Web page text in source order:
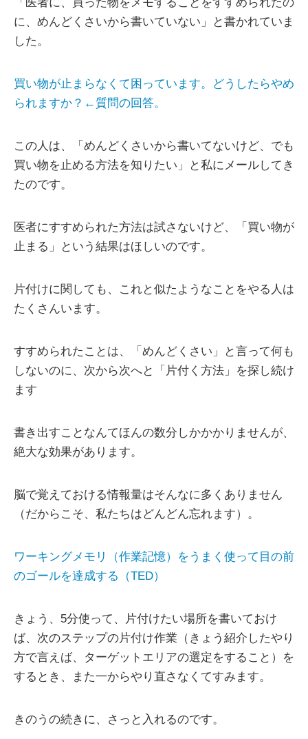
に、めんどくさいから書いていない」と書かれていま
した。
買い物が止まらなくて困っています。どうしたらやめ
られますか？←質問の回答。
この人は、「めんどくさいから書いてないけど、でも
買い物を止める方法を知りたい」と私にメールしてき
たのです。
医者にすすめられた方法は試さないけど、「買い物が
止まる」という結果はほしいのです。
片付けに関しても、これと似たようなことをやる人は
たくさんいます。
すすめられたことは、「めんどくさい」と言って何も
しないのに、次から次へと「片付く方法」を探し続け
ます
書き出すことなんてほんの数分しかかかりませんが、
絶大な効果があります。
脳で覚えておける情報量はそんなに多くありません
（だからこそ、私たちはどんどん忘れます）。
ワーキングメモリ（作業記憶）をうまく使って目の前
のゴールを達成する（TED）
きょう、5分使って、片付けたい場所を書いておけ
ば、次のステップの片付け作業（きょう紹介したやり
方で言えば、ターゲットエリアの選定をすること）を
するとき、また一からやり直さなくてすみます。
きのうの続きに、さっと入れるのです。